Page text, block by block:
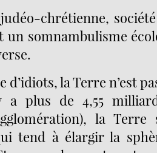
chrétienne,
un somnambulisme
d’idiots, la Terre n’est
plus de 4,55
la
tend à élargir la